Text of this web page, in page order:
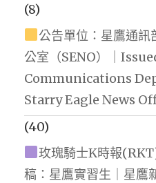
(8)
公告單位：星鷹通
公室（SENO）｜
Communications
Starry Eagle News
(40)
玫瑰騎士K時報
稿：星鷹實習生｜星鷹